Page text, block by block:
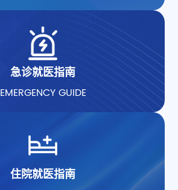
急诊就医指南
EMERGENCY GUIDE
住院就医指南